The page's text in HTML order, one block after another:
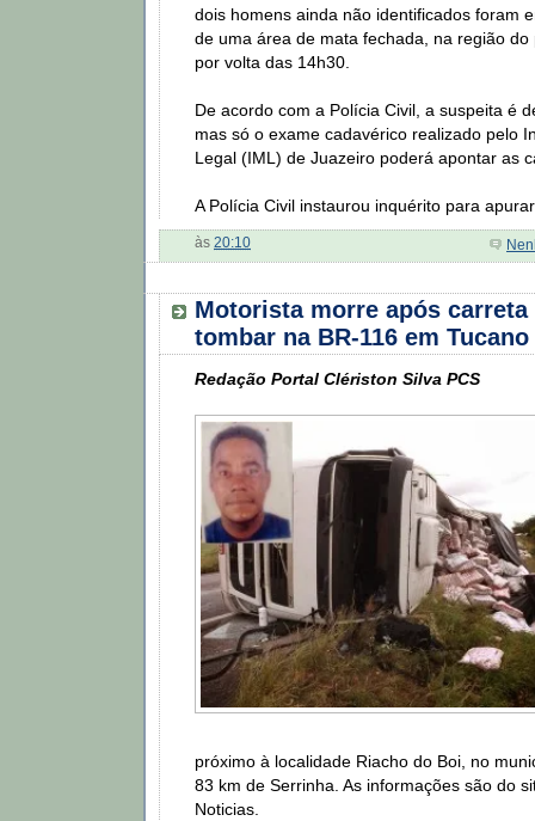
dois homens ainda não identificados foram
de uma área de mata fechada, na região do
por volta das 14h30.
De acordo com a Polícia Civil, a suspeita é
mas só o exame cadavérico realizado pelo
Legal (IML) de Juazeiro poderá apontar as
A Polícia Civil instaurou inquérito para
às 20:10
Motorista morre após carreta
tombar na BR-116 em Tucano
Redação Portal Clériston Silva PCS
próximo à localidade Riacho do Boi, no
83 km de Serrinha. As informações são do
Noticias.